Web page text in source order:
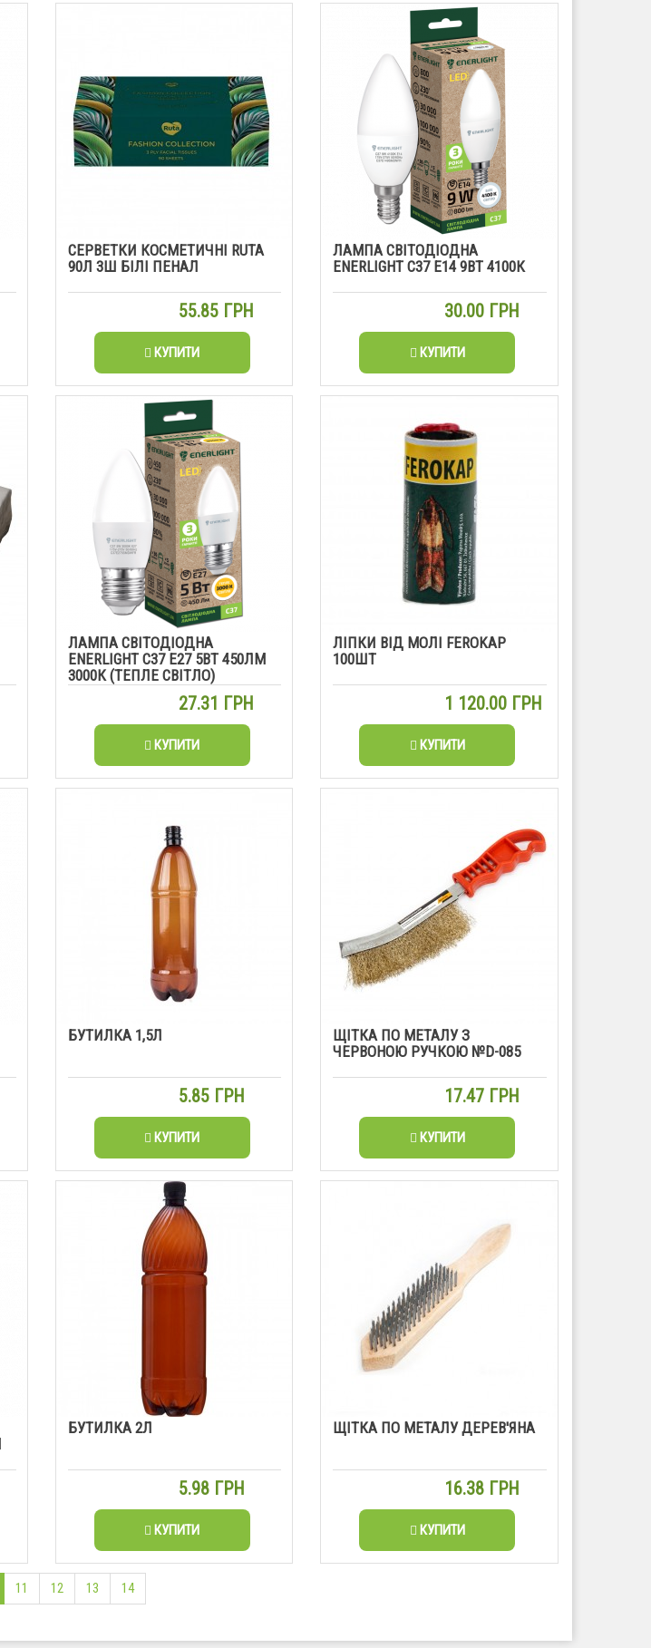
СЕРВЕТКИ КОСМЕТИЧНІ RUTA
90Л 3Ш БІЛІ ПЕНАЛ
55.85 ГРН
КУПИТИ
ЛАМПА СВІТОДІОДНА
ENERLIGHT С37 Е14 9ВТ 4100К
30.00 ГРН
КУПИТИ
ЛАМПА СВІТОДІОДНА
ENERLIGHT С37 Е27 5ВТ 450ЛМ
3000К (ТЕПЛЕ СВІТЛО)
27.31 ГРН
КУПИТИ
ЛІПКИ ВІД МОЛІ FEROKAP
100ШТ
1 120.00 ГРН
КУПИТИ
БУТИЛКА 1,5Л
5.85 ГРН
КУПИТИ
ЩІТКА ПО МЕТАЛУ З
ЧЕРВОНОЮ РУЧКОЮ №D-085
17.47 ГРН
КУПИТИ
БУТИЛКА 2Л
5.98 ГРН
КУПИТИ
ЩІТКА ПО МЕТАЛУ ДЕРЕВ'ЯНА
16.38 ГРН
КУПИТИ
11 12 13
14